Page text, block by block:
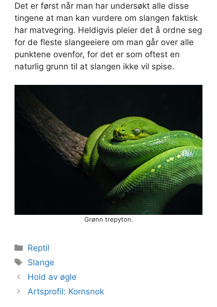
Det er først når man har undersøkt alle disse
tingene at man kan vurdere om slangen faktisk
har matvegring. Heldigvis pleier det å ordne seg
for de fleste slangeeiere om man går over alle
punktene ovenfor, for det er som oftest en
naturlig grunn til at slangen ikke vil spise.
Grønn trepyton.
Kategorier
Reptil
Stikkord
Slange
Hold av øgle
Artsprofil: Kornsnok